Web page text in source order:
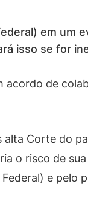
em um
isso se for
acordo de
alta Corte do
o risco de
e pelo